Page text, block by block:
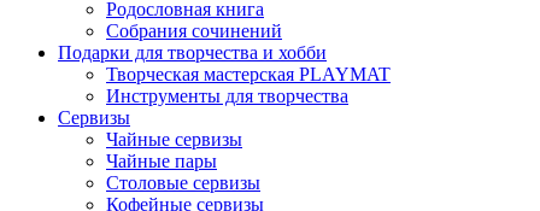
Родословная книга
Собрания сочинений
Подарки для творчества и хобби
Творческая мастерская PLAYMAT
Инструменты для творчества
Cервизы
Чайные сервизы
Чайные пары
Столовые сервизы
Кофейные сервизы